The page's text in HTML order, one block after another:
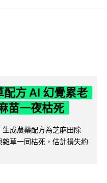
配方 AI 幻覺累老
苗一夜枯死
成農藥配方為芝麻田除
草一同枯死，估計損失約